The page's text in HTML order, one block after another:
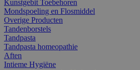
Kunstgebit Toebehoren
Mondspoeling en Flosmiddel
Overige Producten
Tandenborstels
Tandpasta
Tandpasta homeopathie
Aften
Intieme Hygiëne